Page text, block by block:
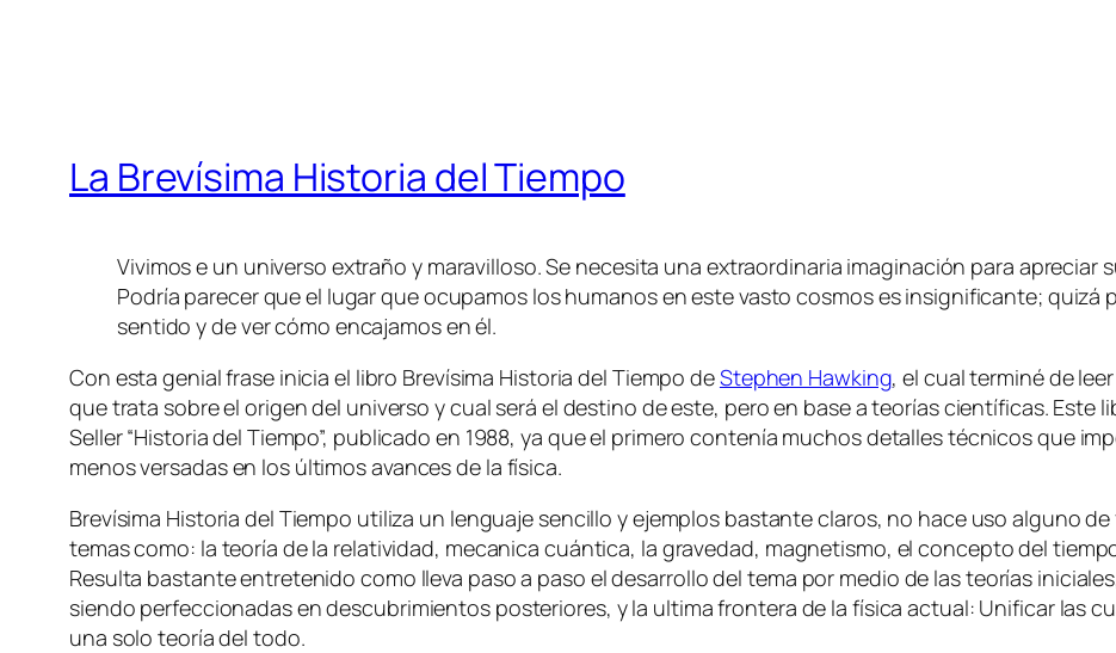
La Brevísima Historia del Tiempo
Vivimos e un universo extraño y maravilloso. Se necesita una extraordinaria imaginación para apreciar
Podría parecer que el lugar que ocupamos los humanos en este vasto cosmos es insignificante;
sentido y de ver cómo encajamos en él.
Con esta genial frase inicia el libro Brevísima Historia del Tiempo deStephen Hawking, el cual terminé de
que trata sobre el origen del universo y cual será el destino de este, pero en base a teorías científicas. Este
Seller “Historia del Tiempo”, publicado en 1988, ya que el primero contenía muchos detalles técnicos que
menos versadas en los últimos avances de la física.
Brevísima Historia del Tiempo utiliza un lenguaje sencillo y ejemplos bastante claros, no hace uso alguno
temas como: la teoría de la relatividad, mecanica cuántica, la gravedad, magnetismo, el concepto del
Resulta bastante entretenido como lleva paso a paso el desarrollo del tema por medio de las teorías
siendo perfeccionadas en descubrimientos posteriores, y la ultimafrontera de la física actual: Unificar las
una solo teoría del todo.